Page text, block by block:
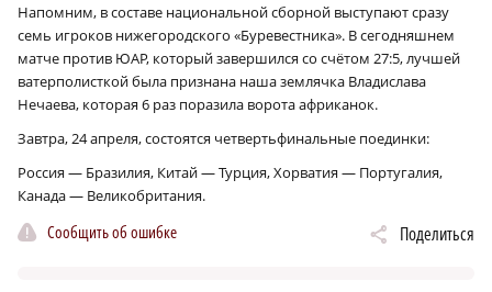
Напомним, в составе национальной сборной выступают сразу
семь игроков нижегородского «Буревестника». В сегодняшнем
матче против ЮАР, который завершился со счётом 27:5, лучшей
ватерполисткой была признана наша землячка Владислава
Нечаева, которая 6 раз поразила ворота африканок.
Завтра, 24 апреля, состоятся четвертьфинальные поединки:
Россия — Бразилия, Китай — Турция, Хорватия — Португалия,
Канада — Великобритания.
Сообщить об ошибке Поделиться